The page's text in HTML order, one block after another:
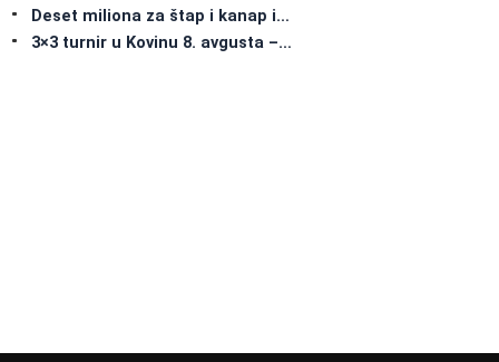
Deset miliona za štap i kanap i…
3×3 turnir u Kovinu 8. avgusta –…